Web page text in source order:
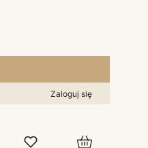
Zaloguj się
Produkty w